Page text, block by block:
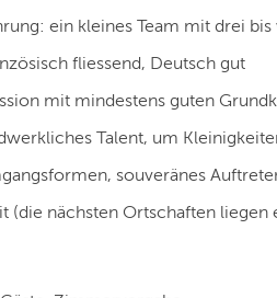
ein kleines Team mit drei
fliessend, Deutsch gut
mit mindestens guten
Talent, um
souveränes
(die nächsten Ortschaften